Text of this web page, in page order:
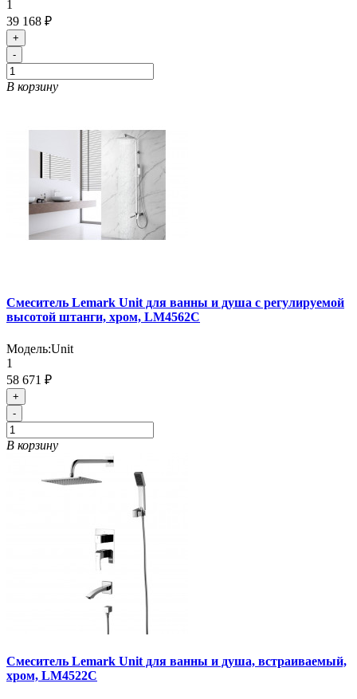
1
39 168 ₽
+
-
В корзину
Смеситель Lemark Unit для ванны и душа с регулируемой
высотой штанги, хром, LM4562C
Модель:Unit
1
58 671 ₽
+
-
В корзину
Смеситель Lemark Unit для ванны и душа, встраиваемый,
хром, LM4522C